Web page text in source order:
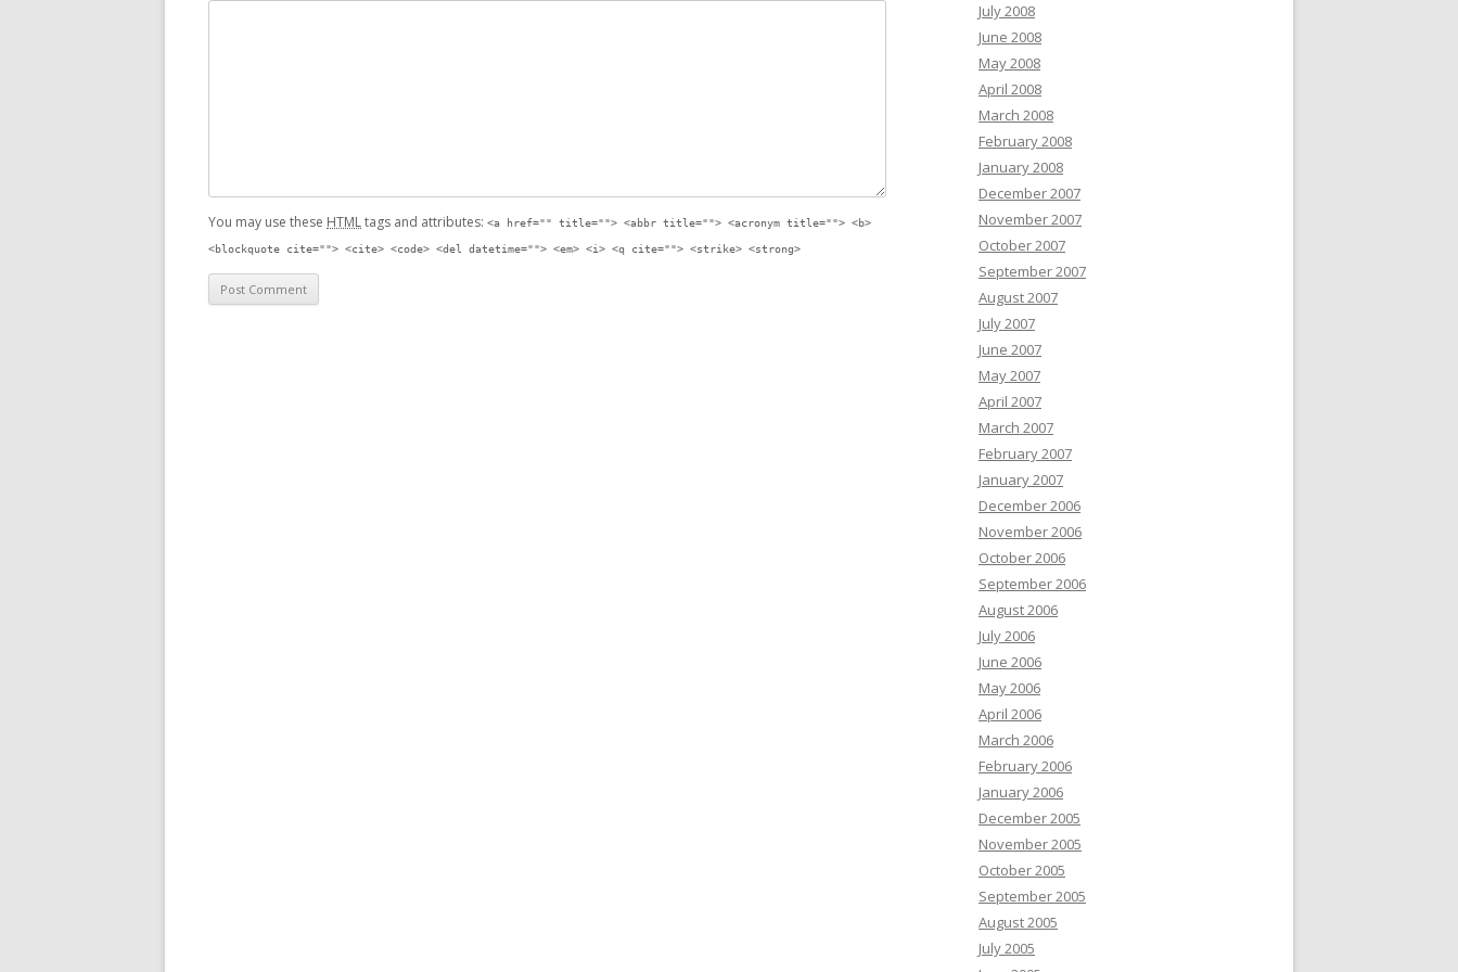
You may use these HTMLtags and attributes: <a href="" title=""> <abbr title=""> <acronym title=""> <b>
<blockquote cite=""> <cite> <code> <del datetime=""> <em> <i> <q cite=""> <strike> <strong>
July 2008
June 2008
May 2008
April 2008
March 2008
February 2008
January 2008
December 2007
November 2007
October 2007
September 2007
August 2007
July 2007
June 2007
May 2007
April 2007
March 2007
February 2007
January 2007
December 2006
November 2006
October 2006
September 2006
August 2006
July 2006
June 2006
May 2006
April 2006
March 2006
February 2006
January 2006
December 2005
November 2005
October 2005
September 2005
August 2005
July 2005